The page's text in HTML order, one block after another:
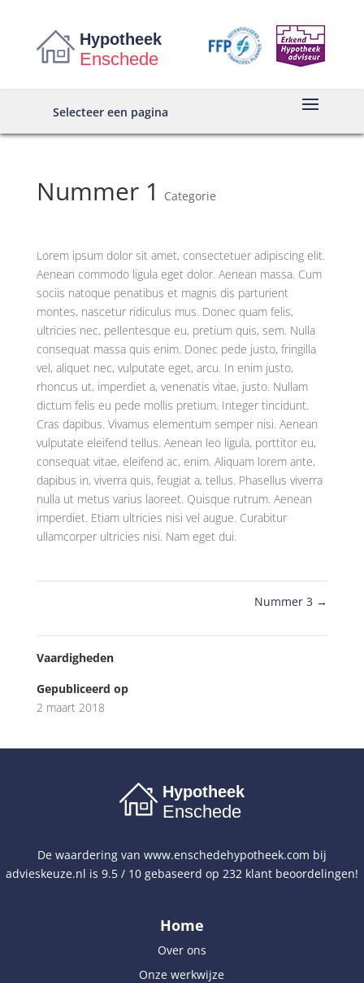
Hypotheek
Enschede
Selecteer een pagina
Nummer 1 Categorie
Lorem ipsum dolor sit amet, consectetuer adipiscing elit.
Aenean commodo ligula eget dolor. Aenean massa. Cum
sociis natoque penatibus et magnis dis parturient
montes, nascetur ridiculus mus. Donec quam felis,
ultricies nec, pellentesque eu, pretium quis, sem. Nulla
consequat massa quis enim. Donec pede justo, fringilla
vel, aliquet nec, vulputate eget, arcu. In enim justo,
rhoncus ut, imperdiet a, venenatis vitae, justo. Nullam
dictum felis eu pede mollis pretium. Integer tincidunt.
Cras dapibus. Vivamus elementum semper nisi. Aenean
vulputate eleifend tellus. Aenean leo ligula, porttitor eu,
consequat vitae, eleifend ac, enim. Aliquam lorem ante,
dapibus in, viverra quis, feugiat a, tellus. Phasellus viverra
nulla ut metus varius laoreet. Quisque rutrum. Aenean
imperdiet. Etiam ultricies nisi vel augue. Curabitur
ullamcorper ultricies nisi. Nam eget dui.
Nummer 3 →
Vaardigheden
Gepubliceerd op
2 maart 2018
Hypotheek
Enschede
De waardering van www.enschedehypotheek.com bij
advieskeuze.nl is 9.5 / 10 gebaseerd op 232 klant beoordelingen!
Home
Over ons
Onze werkwijze